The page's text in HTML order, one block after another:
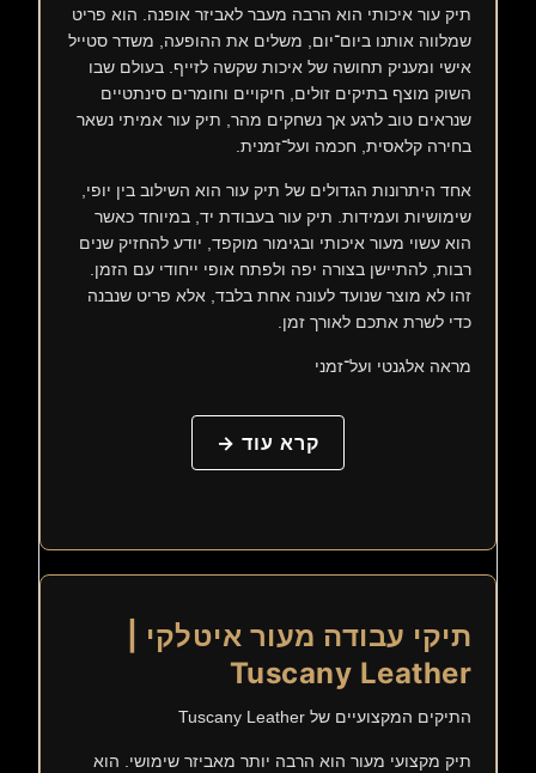
תיק עור איכותי הוא הרבה מעבר לאביזר אופנה. הוא פריט
שמלווה אותנו ביום־יום, משלים את ההופעה, משדר סטייל
אישי ומעניק תחושה של איכות שקשה לזייף. בעולם שבו
השוק מוצף בתיקים זולים, חיקויים וחומרים סינתטיים
שנראים טוב לרגע אך נשחקים מהר, תיק עור אמיתי נשאר
בחירה קלאסית, חכמה ועל־זמנית.
אחד היתרונות הגדולים של תיק עור הוא השילוב בין יופי,
שימושיות ועמידות. תיק עור בעבודת יד, במיוחד כאשר
הוא עשוי מעור איכותי ובגימור מוקפד, יודע להחזיק שנים
רבות, להתיישן בצורה יפה ולפתח אופי ייחודי עם הזמן.
זהו לא מוצר שנועד לעונה אחת בלבד, אלא פריט שנבנה
כדי לשרת אתכם לאורך זמן.
מראה אלגנטי ועל־זמני
קרא עוד →
תיקי עבודה מעור איטלקי |
Tuscany Leather
התיקים המקצועיים של Tuscany Leather
תיק מקצועי מעור הוא הרבה יותר מאביזר שימושי. הוא